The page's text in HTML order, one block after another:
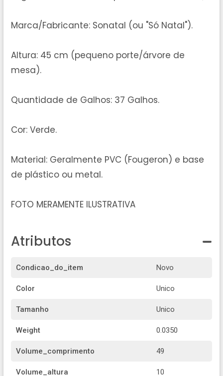
Marca/Fabricante: Sonatal (ou "Só Natal").
Altura: 45 cm (pequeno porte/árvore de
mesa).
Quantidade de Galhos: 37 Galhos.
Cor: Verde.
Material: Geralmente PVC (Fougeron) e base
de plástico ou metal.
FOTO MERAMENTE ILUSTRATIVA
Atributos
Condicao_do_item Novo
Color Unico
Tamanho Unico
Weight 0.0350
Volume_comprimento 49
Volume_altura 10